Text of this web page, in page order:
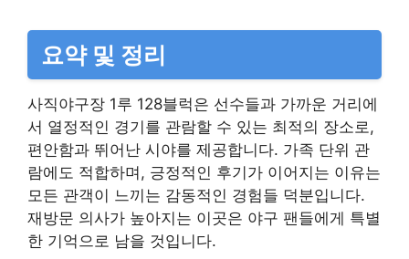
요약 및 정리
사직야구장 1루 128블럭은 선수들과 가까운 거리에
서 열정적인 경기를 관람할 수 있는 최적의 장소로,
편안함과 뛰어난 시야를 제공합니다. 가족 단위 관
람에도 적합하며, 긍정적인 후기가 이어지는 이유는
모든 관객이 느끼는 감동적인 경험들 덕분입니다.
재방문 의사가 높아지는 이곳은 야구 팬들에게 특별
한 기억으로 남을 것입니다.